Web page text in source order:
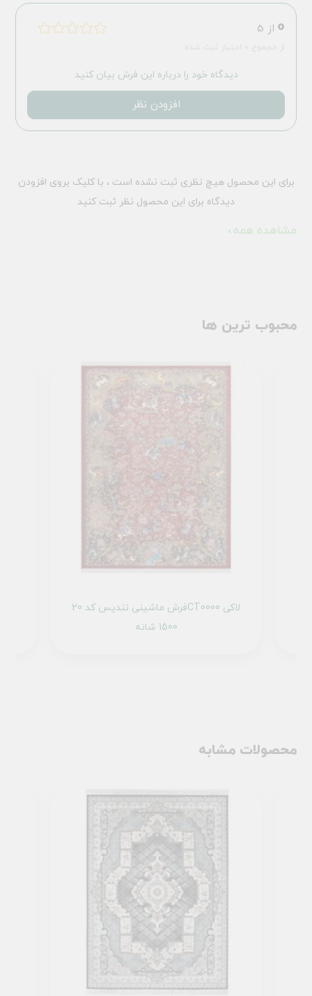
0 از 5
دیدگاه خود را درباره این فرش بیان کنید
افزودن نظر
برای این محصول هیچ نظری ثبت نشده است ، با کلیک بروی افزودن
دیدگاه برای این محصول نظر ثبت کنید
مشاهده همه
محبوب ترین ها
فرش ماشینی تندیس کد 20CT0000 لاکی
1500 شانه
محصولات مشابه